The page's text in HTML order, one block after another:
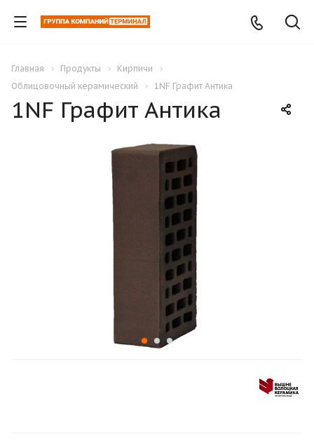
Главная Продукты
Кирпичи
Облицовочный керамический
1NF Графит Антика
1NF Графит Антика